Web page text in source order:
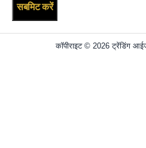
कॉपीराइट © 2026 ट्रेंडिंग